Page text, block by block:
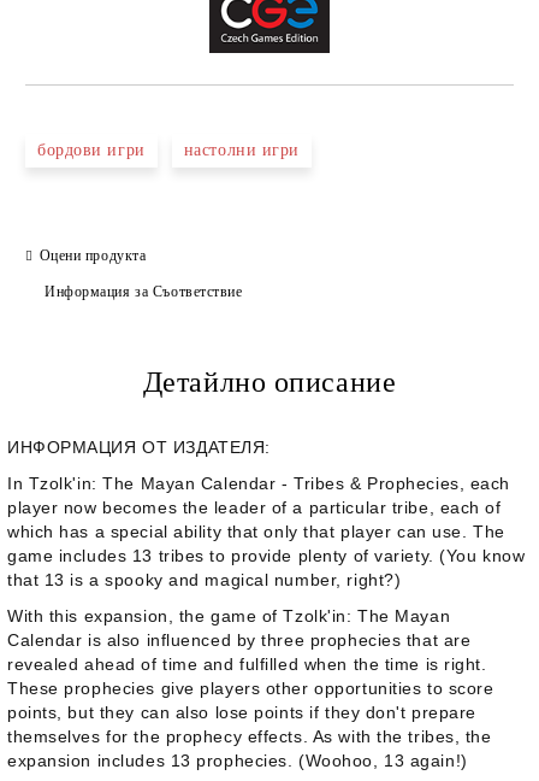
бордови игри настолни игри
Оцени продукта
Информация за Съответствие
Детайлно описание
ИНФОРМАЦИЯ ОТ ИЗДАТЕЛЯ:
In Tzolk'in: The Mayan Calendar - Tribes & Prophecies , each
player now becomes the leader of a particular tribe, each of
which has a special ability that only that player can use. The
game includes 13 tribes to provide plenty of variety. (You know
that 13 is a spooky and magical number, right?)
With this expansion, the game ofTzolk'in: The Mayan
Calendar is also influenced by three prophecies that are
revealed ahead of time and fulfilled when the time is right.
These prophecies give players other opportunities to score
points, but they can also lose points if they don't prepare
themselves for the prophecy effects. As with the tribes, the
expansion includes 13 prophecies. (Woohoo, 13 again!)